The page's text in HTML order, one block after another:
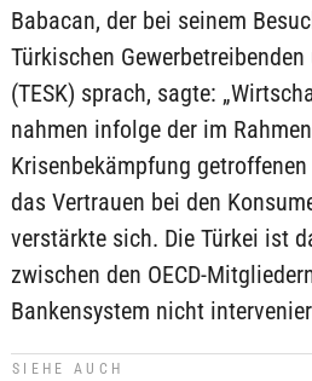
Babacan, der bei seinem
Türkischen
(TESK) sprach, sagte:
nahmen infolge der im
Krisenbekämpfung
das Vertrauen bei den
verstärkte sich. Die Türkei ist
zwischen den OECD-
Bankensystem nicht
SIEHE AUCH